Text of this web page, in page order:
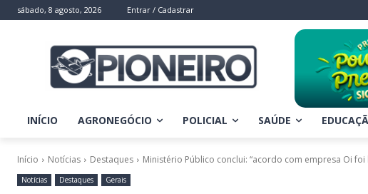
sábado, 8 agosto, 2026 Entrar / Cadastrar
INÍCIO AGRONEGÓCIO POLICIAL SAÚDE
Início Notícias Destaques Ministério Público conclui: “acordo com empresa Oi
Notícias Destaques Gerais